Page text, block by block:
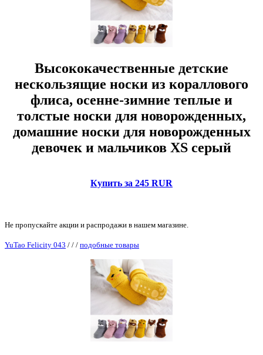
Высококачественные детские
нескользящие носки из кораллового
флиса, осенне-зимние теплые и
толстые носки для новорожденных,
домашние носки для новорожденных
девочек и мальчиков XS серый
Купить за 245 RUR
Не пропускайте акции и распродажи в нашем магазине.
YuTao Felicity 043 / / / подобные товары